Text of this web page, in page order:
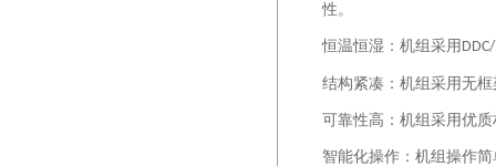
性。
恒温恒湿：机组采用 DDC/
结构紧凑：机组采用无
可靠性高：机组采用优
智能化操作：机组操作